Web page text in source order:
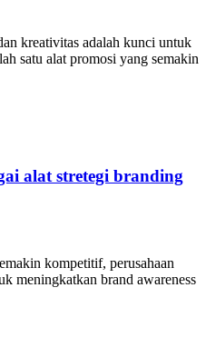
kreativitas adalah kunci untuk
satu alat promosi yang semakin
alat stretegi branding
kompetitif, perusahaan
meningkatkan brand awareness